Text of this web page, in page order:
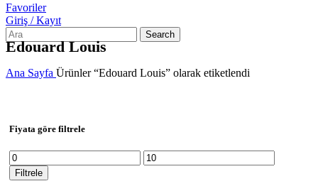
Favoriler
Giriş / Kayıt
Search
Edouard Louis
Ana Sayfa Ürünler “Edouard Louis” olarak etiketlendi
Fiyata göre filtrele
En
düşük
fiyat
En
yüksek
Filtrele